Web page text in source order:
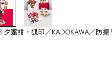
夕蜜柑・狐印／KADOKAWA／防